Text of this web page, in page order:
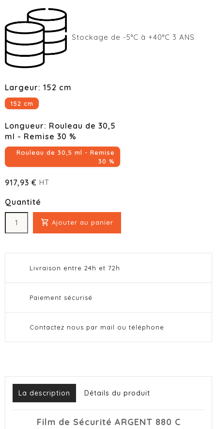
Stockage de -5°C à +40°C 3 ANS
Largeur: 152 cm
152 cm
Longueur: Rouleau de 30,5
ml - Remise 30 %
Rouleau de 30,5 ml - Remise
30 %
917,93 € HT
Quantité
 Ajouter au panier
Livraison entre 24h et 72h
Paiement sécurisé
Contactez nous par mail ou téléphone
La description Détails du produit
Film de Sécurité ARGENT 880 C